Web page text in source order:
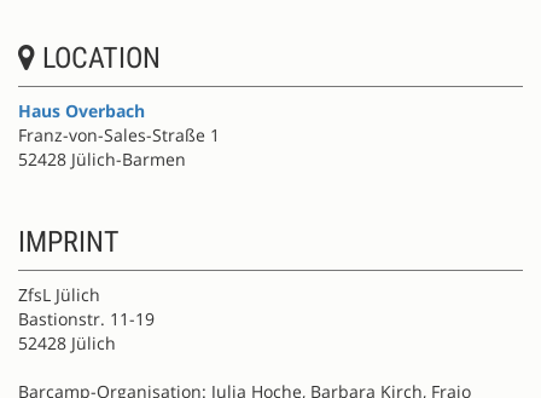
LOCATION
Haus Overbach
Franz-von-Sales-Straße 1
52428 Jülich-Barmen
IMPRINT
ZfsL Jülich
Bastionstr. 11-19
52428 Jülich
Barcamp-Organisation: Julia Hoche, Barbara Kirch, Frajo